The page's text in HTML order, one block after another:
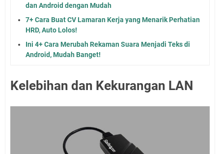
dan Android dengan Mudah
7+ Cara Buat CV Lamaran Kerja yang Menarik Perhatian
HRD, Auto Lolos!
Ini 4+ Cara Merubah Rekaman Suara Menjadi Teks di
Android, Mudah Banget!
Kelebihan dan Kekurangan LAN